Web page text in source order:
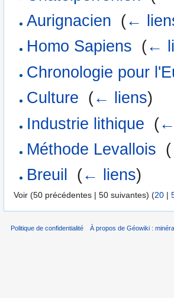
Aurignacien (←
Homo Sapiens (←
Chronologie pour
Culture (← liens)
Industrie lithique (
Méthode Levallois (
Breuil
(← liens)
Voir (50 précédentes | 50 suivantes) (20 |
Politique de confidentialité À propos de Géowiki :